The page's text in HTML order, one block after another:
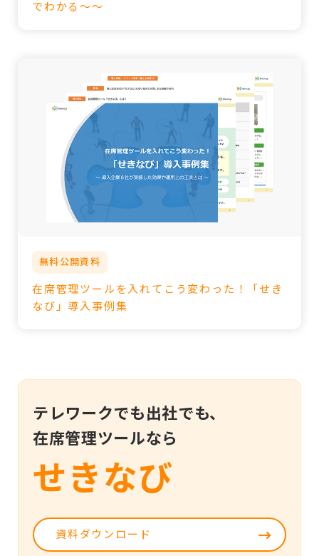
でわかる～～
無料公開資料
在席管理ツールを入れてこう変わった！「せき
なび」導入事例集
テレワークでも出社でも、
在席管理ツールなら
せきなび
資料ダウンロード